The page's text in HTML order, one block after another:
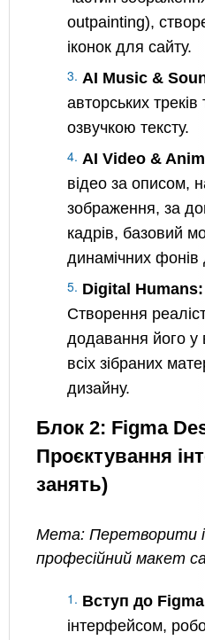
outpainting),
іконок для сайту.
AI Music &
авторських
озвучкою тексту.
AI Video &
відео за описом,
зображення, за
кадрів, базовий
динамічних фонів
Digital
Створення
додавання його у
всіх зібраних
дизайну.
Блок 2: Figma
Проєктування
занять)
Мета: Перетворити
професійний макет
Вступ до
інтерфейсом,